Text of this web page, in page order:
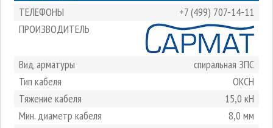
ТЕЛЕФОНЫ
+7 (499) 707-14-11
ПРОИЗВОДИТЕЛЬ
Вид арматуры
спиральная ЗПС
Тип кабеля
ОКСН
Тяжение кабеля
15,0 кН
Мин. диаметр кабеля
8,0 мм